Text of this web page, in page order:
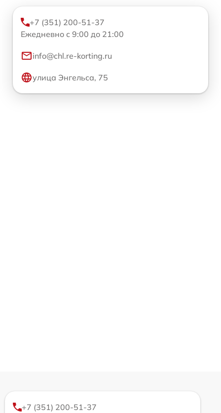
+7 (351) 200-51-37
Ежедневно с 9:00 до 21:00
info@chl.re-korting.ru
улица Энгельса, 75
+7 (351) 200-51-37